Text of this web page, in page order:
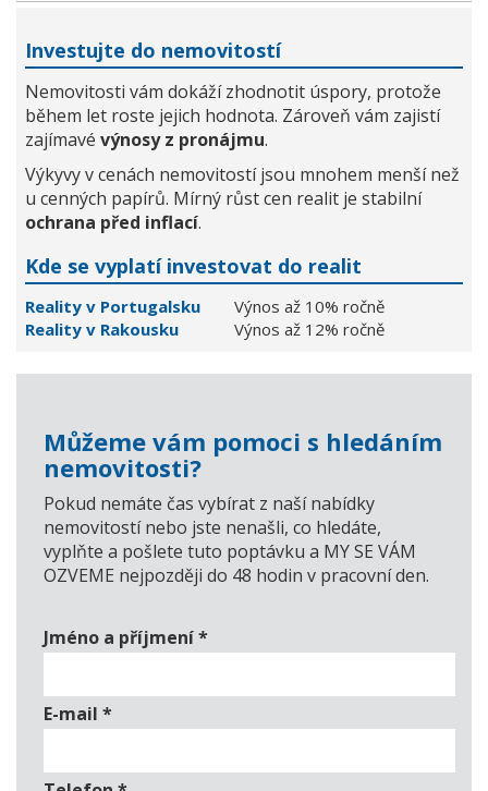
Investujte do nemovitostí
Nemovitosti vám dokáží zhodnotit úspory, protože
během let roste jejich hodnota. Zároveň vám zajistí
zajímavé výnosy z pronájmu.
Výkyvy v cenách nemovitostí jsou mnohem menší než
u cenných papírů. Mírný růst cen realit je stabilní
ochrana před inflací.
Kde se vyplatí investovat do realit
Reality v Portugalsku
Výnos až 10% ročně
Reality v Rakousku
Výnos až 12% ročně
Můžeme vám pomoci s hledáním
nemovitosti?
Pokud nemáte čas vybírat z naší nabídky
nemovitostí nebo jste nenašli, co hledáte,
vyplňte a pošlete tuto poptávku a MY SE VÁM
OZVEME nejpozději do 48 hodin v pracovní den.
Jméno a příjmení*
E-mail *